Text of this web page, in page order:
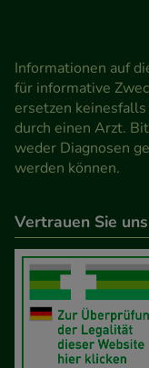
Informationen auf
für informative
ersetzen
durch einen Arzt.
weder Diagnosen
werden können.
Vertrauen Sie uns